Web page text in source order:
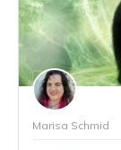
Marisa Schmid